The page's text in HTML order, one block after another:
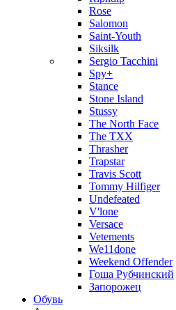
Rose
Salomon
Saint-Youth
Siksilk
Sergio Tacchini
Spy+
Stance
Stone Island
Stussy
The North Face
The TXX
Thrasher
Trapstar
Travis Scott
Tommy Hilfiger
Undefeated
V'lone
Versace
Vetements
We11done
Weekend Offender
Гоша Рубчинский
Запорожец
Обувь